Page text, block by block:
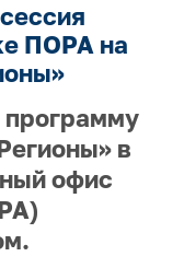
ПОРА на
программу
в
офис